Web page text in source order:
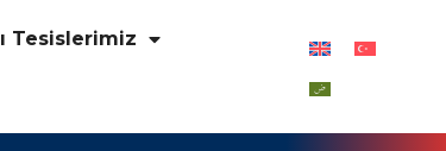
Tesislerimiz